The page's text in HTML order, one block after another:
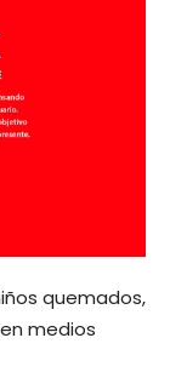
quemados,
medios